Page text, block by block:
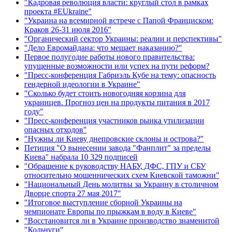
"Кадровая революция власти: круглый стол в рамках
проекта #EUkraine"
"Украина на всемирной встрече с Папой Франциском:
Краков 26-31 июля 2016"
"Органический сектор Украины: реалии и перспективы"
"Дело Евромайдана: что мешает наказанию?"
Первое полугодие работы нового правительства:
упущенные возможности или успех на пути реформ?
"Пресс-конференция Габриэль Кубе на тему: опасность
гендерной идеологии в Украине"
"Сколько будет стоить новогодняя корзина для
украинцев. Прогноз цен на продукты питания в 2017
году"
"Пресс-конференция участников рынка утилизации
опасных отходов"
"Нужны ли Киеву днепровские склоны и острова?"
Петиция "О вынесении завода "Фанплит" за пределы
Киева" набрала 10 329 подписей
"Обращение к руководству НАБУ, ДФС, ГПУ и СБУ
относительно мошеннических схем Киевской таможни"
"Национальный День молитвы за Украину в столичном
Дворце спорта 27 мая 2017"
"Итоговое выступление сборной Украины на
чемпионате Европы по прыжкам в воду в Киеве"
"Восстановится ли в Украине производство знаменитой
"Кольчуги"